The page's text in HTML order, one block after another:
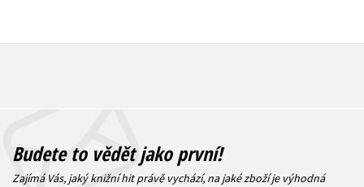
Budete to vědět jako první!
Zajímá Vás, jaký knižní hit právě vychází, na jaké zboží je výhodná